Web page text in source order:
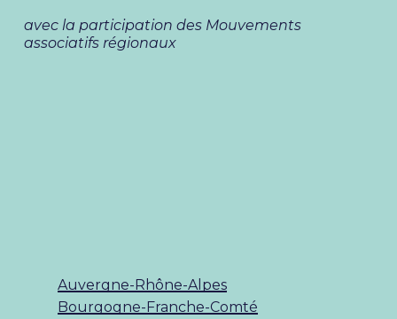
avec la participation des Mouvements
associatifs régionaux
Auvergne-Rhône-Alpes
Bourgogne-Franche-Comté